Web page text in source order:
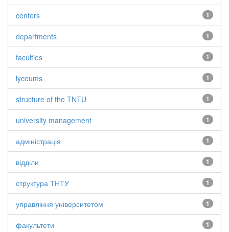
1
centers
1
departments
1
faculties
1
lyceums
1
structure of the TNTU
1
university management
1
адміністрація
1
відділи
1
структура ТНТУ
1
управління університетом
1
факультети